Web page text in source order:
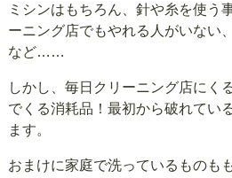
ミシンはもちろん、針や糸を使う
ーニング店でもやれる人がいない
など……
しかし、毎日クリーニング店にく
でくる消耗品！最初から破れてい
ます。
おまけに家庭で洗っているものも